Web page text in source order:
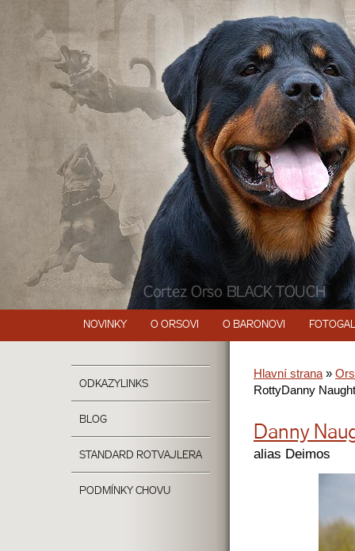
NOVINKY O ORSOVI O BARONOVI
ODKAZYLINKS
BLOG
STANDARD ROTVAJLERA
PODMÍNKY CHOVU
Hlavní strana »
RottyDanny
Danny
alias Deimos